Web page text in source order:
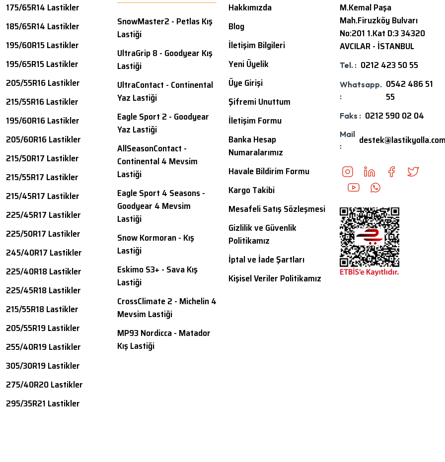
175/65R14 Lastikler
185/65R14 Lastikler
195/60R15 Lastikler
195/65R15 Lastikler
205/55R16 Lastikler
215/55R16 Lastikler
195/60R16 Lastikler
205/60R16 Lastikler
215/50R17 Lastikler
215/55R17 Lastikler
215/45R17 Lastikler
225/45R17 Lastikler
225/50R17 Lastikler
245/40R17 Lastikler
225/40R18 Lastikler
225/45R18 Lastikler
215/55R18 Lastikler
205/55R19 Lastikler
255/40R19 Lastikler
305/30R19 Lastikler
275/40R20 Lastikler
295/35R21 Lastikler
SnowMaster2 - Petlas Kış
Lastiği
UltraGrip 8 - Goodyear Kış
Lastiği
UltraContact - Continental
Yaz Lastiği
Eagle Sport 2 - Goodyear
Yaz Lastiği
AllSeasonContact -
Continental 4 Mevsim
Lastiği
Eagle Sport 4 Seasons -
Goodyear 4 Mevsim
Lastiği
Snow Kormoran - Kış
Lastiği
Eskimo S3+ - Sava Kış
Lastiği
CrossClimate 2 - Michelin 4
Mevsim Lastiği
MP93 Nordicca - Matador
Kış Lastiği
Hakkımızda
Blog
İletişim Bilgileri
Yeni Üyelik
Üye Girişi
Şifremi Unuttum
İletişim Formu
Banka Hesap
Numaralarımız
Havale Bildirim Formu
Kargo Takibi
Mesafeli Satış Sözleşmesi
Gizlilik ve Güvenlik
Politikamız
İptal ve İade Şartları
Kişisel Veriler Politikamız
M.Kemal Paşa
Mah.Firuzköy Bulvarı
No:201 1.Kat D:3 34320
AVCILAR - İSTANBUL
Tel. : 0212 423 50 55
Whatsapp.
:
0542 486 51
55
Faks : 0212 590 02 04
Mail
: